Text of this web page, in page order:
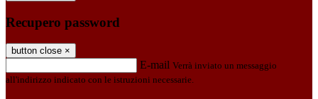
Recupero password
button close ×
E-mail Verrà inviato un messaggio
all'indirizzo indicato con le istruzioni necessarie.